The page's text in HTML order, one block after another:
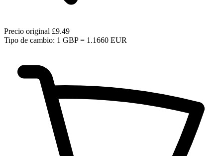
Precio original £9.49
Tipo de cambio: 1 GBP = 1.1660 EUR